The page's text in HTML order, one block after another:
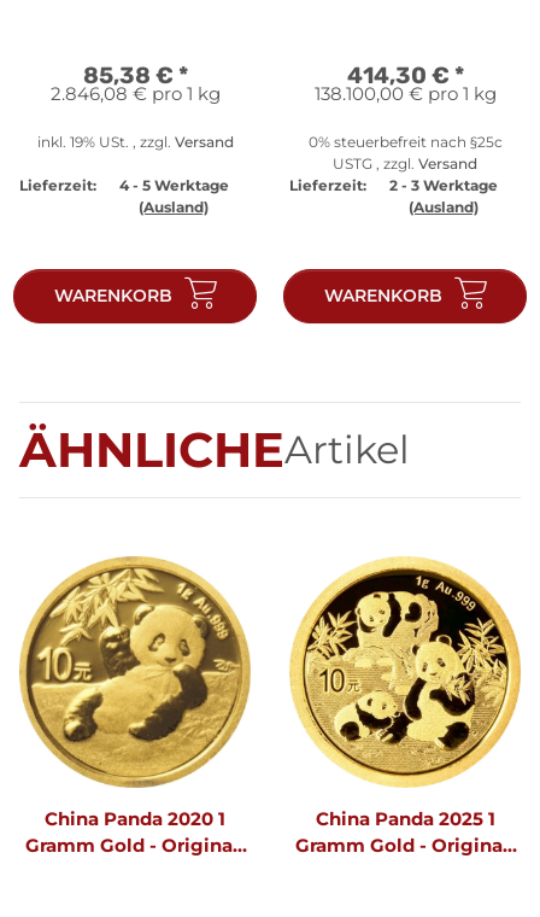
85,38 € *
2.846,08 € pro 1 kg
inkl. 19% USt. , zzgl. Versand
Lieferzeit:
4 - 5 Werktage
(Ausland)
WARENKORB
414,30 € *
138.100,00 € pro 1 kg
0% steuerbefreit nach §25c
USTG , zzgl. Versand
Lieferzeit:
2 - 3 Werktage
(Ausland)
WARENKORB
ÄHNLICHEArtikel
China Panda 2020 1
Gramm Gold - Original-
China Panda 2025 1
Gramm Gold - Original-